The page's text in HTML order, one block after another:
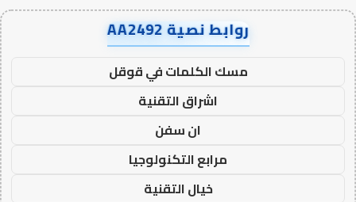
روابط نصية AA2492
مسك الكلمات في قوقل
اشراق التقنية
ان سفن
مرابع التكنولوجيا
خيال التقنية